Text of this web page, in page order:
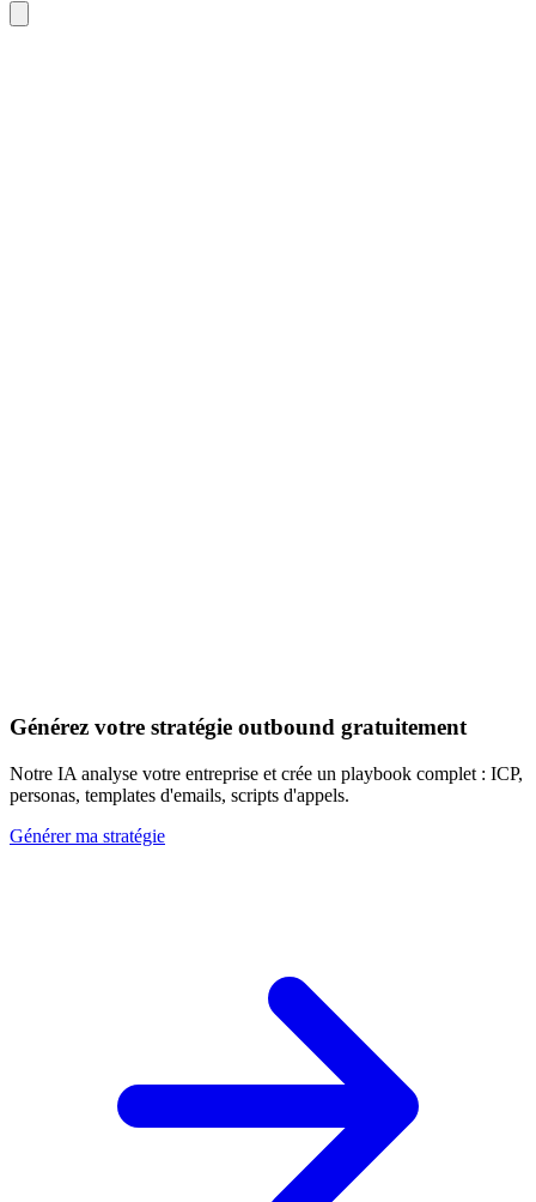
Découvrir les 20+ signaux
Générez votre stratégie outbound gratuitement
Notre IA analyse votre entreprise et crée un playbook complet : ICP,
personas, templates d'emails, scripts d'appels.
Générer ma stratégie